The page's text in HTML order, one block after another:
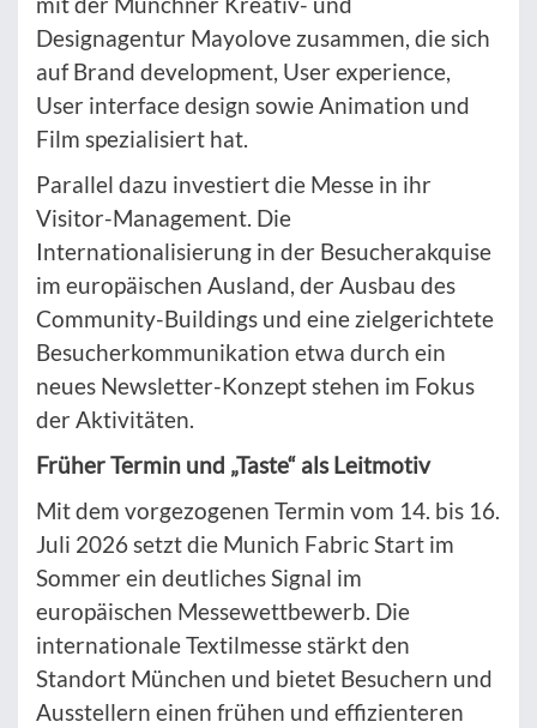
Designagentur Mayolove zusammen, die sich
auf Brand development, User experience,
User interface design sowie Animation und
Film spezialisiert hat.
Parallel dazu investiert die Messe in ihr
Visitor-Management. Die
Internationalisierung in der Besucherakquise
im europäischen Ausland, der Ausbau des
Community-Buildings und eine zielgerichtete
Besucherkommunikation etwa durch ein
neues Newsletter-Konzept stehen im Fokus
der Aktivitäten.
Früher Termin und „Taste“ als Leitmotiv
Mit dem vorgezogenen Termin vom 14. bis 16.
Juli 2026 setzt die Munich Fabric Start im
Sommer ein deutliches Signal im
europäischen Messewettbewerb. Die
internationale Textilmesse stärkt den
Standort München und bietet Besuchern und
Ausstellern einen frühen und effizienteren